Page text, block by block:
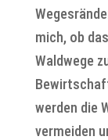
mich, ob
Waldwege
werden die
vermeiden